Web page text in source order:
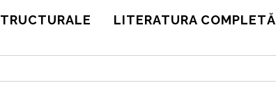
LITERATURA COMPLETĂ